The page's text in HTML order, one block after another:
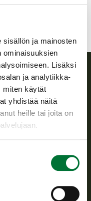
sisällön ja mainosten
ominaisuuksien
Lisäksi
ja analytiikka-
miten käytät
yhdistää näitä
heille tai joita on
riistataloutta, tukee
riistapolitiikan